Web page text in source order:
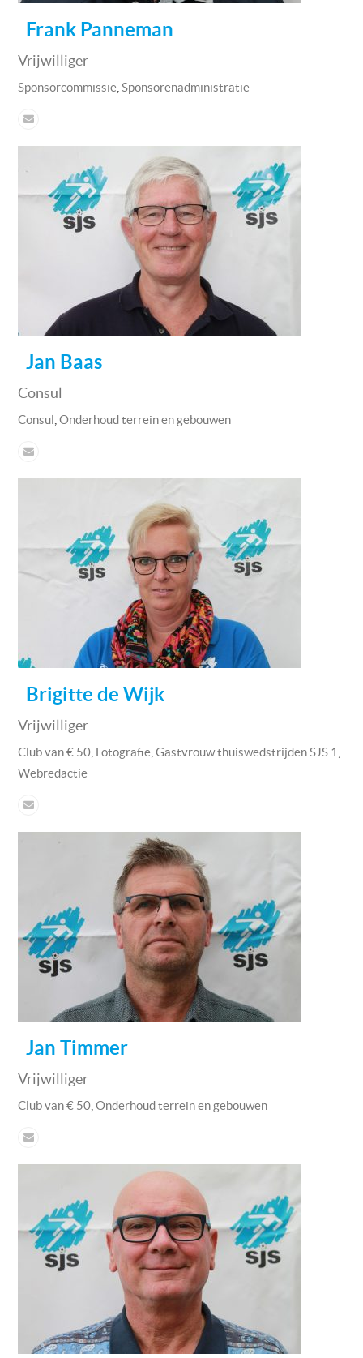
Frank Panneman
Vrijwilliger
Sponsorcommissie ,Sponsorenadministratie
Jan Baas
Consul
Consul ,Onderhoud terrein en gebouwen
Brigitte de Wijk
Vrijwilliger
Club van € 50 Fotografie ,Gastvrouw thuiswedstrijden SJS 1
Webredactie
Jan Timmer
Vrijwilliger
Club van € 50 ,Onderhoud terrein en gebouwen